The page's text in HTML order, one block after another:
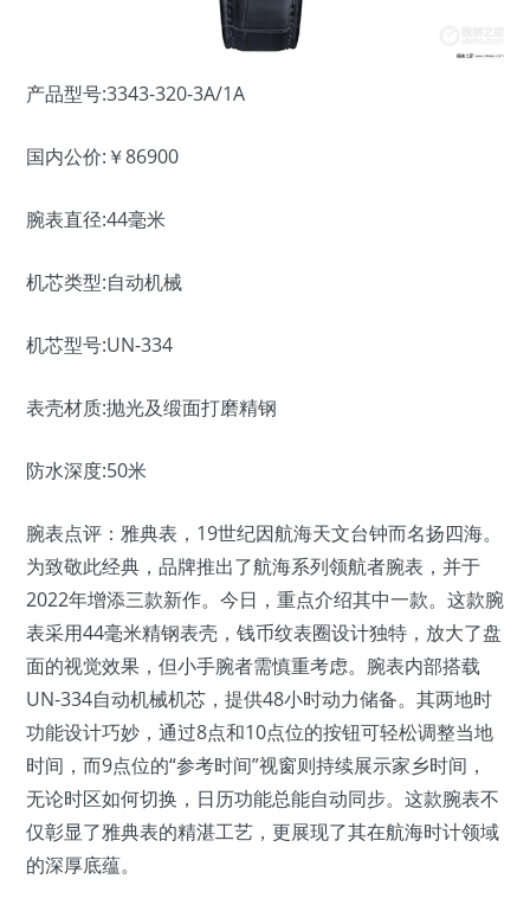
产品型号:3343-320-3A/1A
国内公价:￥86900
腕表直径:44毫米
机芯类型:自动机械
机芯型号:UN-334
表壳材质:抛光及缎面打磨精钢
防水深度:50米
腕表点评：雅典表，19世纪因航海天文台钟而名扬四海。
为致敬此经典，品牌推出了航海系列领航者腕表，并于
2022年增添三款新作。今日，重点介绍其中一款。这款腕
表采用44毫米精钢表壳，钱币纹表圈设计独特，放大了盘
面的视觉效果，但小手腕者需慎重考虑。腕表内部搭载
UN-334自动机械机芯，提供48小时动力储备。其两地时
功能设计巧妙，通过8点和10点位的按钮可轻松调整当地
时间，而9点位的“参考时间”视窗则持续展示家乡时间，
无论时区如何切换，日历功能总能自动同步。这款腕表不
仅彰显了雅典表的精湛工艺，更展现了其在航海时计领域
的深厚底蕴。